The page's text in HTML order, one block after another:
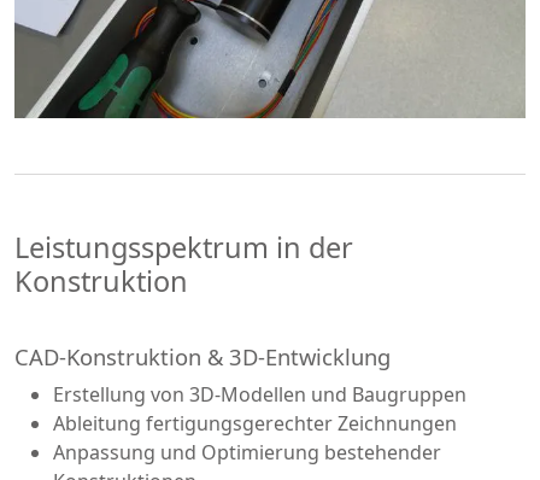
Leistungsspektrum in der
Konstruktion
CAD-Konstruktion & 3D-Entwicklung
Erstellung von 3D-Modellen und Baugruppen
Ableitung fertigungsgerechter Zeichnungen
Anpassung und Optimierung bestehender